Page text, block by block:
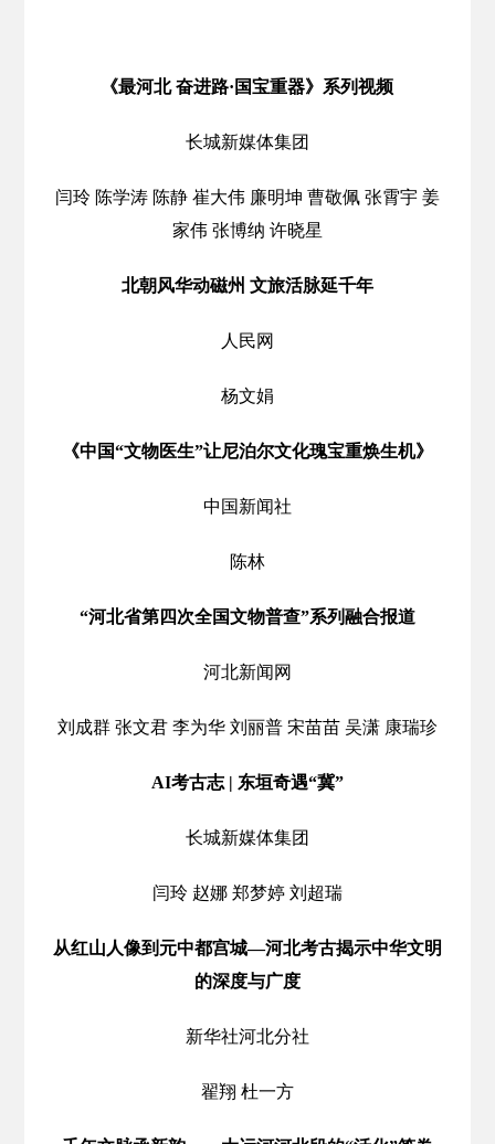
《最河北 奋进路·国宝重器》系列视频
长城新媒体集团
闫玲 陈学涛 陈静 崔大伟 廉明坤 曹敬佩 张霄宇 姜
家伟 张博纳 许晓星
北朝风华动磁州 文旅活脉延千年
人民网
杨文娟
《中国“文物医生”让尼泊尔文化瑰宝重焕生机》
中国新闻社
陈林
“河北省第四次全国文物普查”系列融合报道
河北新闻网
刘成群 张文君 李为华 刘丽普 宋苗苗 吴潇 康瑞珍
AI考古志 | 东垣奇遇“冀”
长城新媒体集团
闫玲 赵娜 郑梦婷 刘超瑞
从红山人像到元中都宫城—河北考古揭示中华文明
的深度与广度
新华社河北分社
翟翔 杜一方